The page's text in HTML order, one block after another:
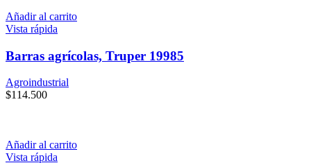
Añadir al carrito
Vista rápida
Barras agrícolas, Truper 19985
Agroindustrial
$114.500
Añadir al carrito
Vista rápida